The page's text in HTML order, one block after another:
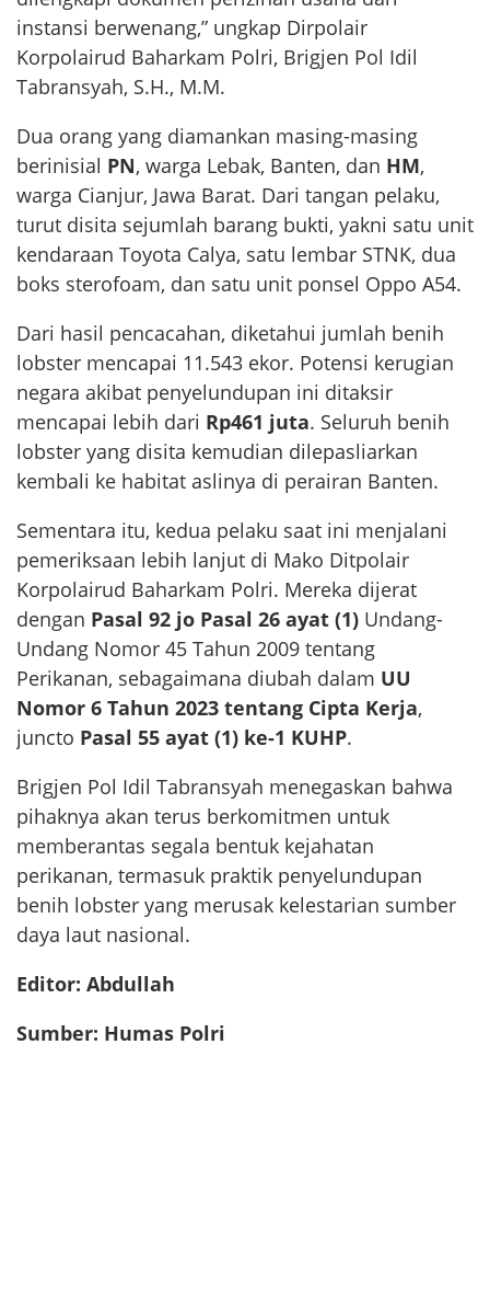
instansi berwenang,” ungkap Dirpolair
Korpolairud Baharkam Polri, Brigjen Pol Idil
Tabransyah, S.H., M.M.
Dua orang yang diamankan masing-masing
berinisial PN, warga Lebak, Banten, dan HM,
warga Cianjur, Jawa Barat. Dari tangan pelaku,
turut disita sejumlah barang bukti, yakni satu unit
kendaraan Toyota Calya, satu lembar STNK, dua
boks sterofoam, dan satu unit ponsel Oppo A54.
Dari hasil pencacahan, diketahui jumlah benih
lobster mencapai 11.543 ekor. Potensi kerugian
negara akibat penyelundupan ini ditaksir
mencapai lebih dari Rp461 juta. Seluruh benih
lobster yang disita kemudian dilepasliarkan
kembali ke habitat aslinya di perairan Banten.
Sementara itu, kedua pelaku saat ini menjalani
pemeriksaan lebih lanjut di Mako Ditpolair
Korpolairud Baharkam Polri. Mereka dijerat
dengan Pasal 92 jo Pasal 26 ayat (1) Undang-
Undang Nomor 45 Tahun 2009 tentang
Perikanan, sebagaimana diubah dalam UU
Nomor 6 Tahun 2023 tentang Cipta Kerja,
juncto Pasal 55 ayat (1) ke-1 KUHP.
Brigjen Pol Idil Tabransyah menegaskan bahwa
pihaknya akan terus berkomitmen untuk
memberantas segala bentuk kejahatan
perikanan, termasuk praktik penyelundupan
benih lobster yang merusak kelestarian sumber
daya laut nasional.
Editor: Abdullah
Sumber: Humas Polri